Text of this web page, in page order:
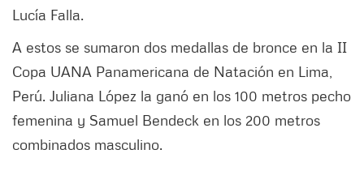
Lucía Falla.
A estos se sumaron dos medallas de bronce en la II
Copa UANA Panamericana de Natación en Lima,
Perú. Juliana López la ganó en los 100 metros pecho
femenina y Samuel Bendeck en los 200 metros
combinados masculino.